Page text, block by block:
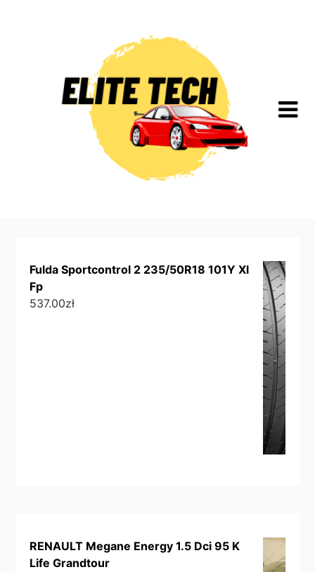
Fulda Sportcontrol 2 235/50R18 101Y Xl
Fp
537.00zł
RENAULT Megane Energy 1.5 Dci 95 K
Life Grandtour